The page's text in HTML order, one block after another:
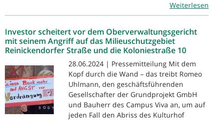
Weiterlesen
Investor scheitert vor dem Oberverwaltungsgericht
mit seinem Angriff auf das Milieuschutzgebiet
Reinickendorfer Straße und die Koloniestraße 10
28.06.2024 | Pressemitteilung Mit dem
Kopf durch die Wand – das treibt Romeo
Uhlmann, den geschäftsführenden
Gesellschafter der Grundprojekt GmbH
und Bauherr des Campus Viva an, um auf
jeden Fall den Abriss des Kulturhof